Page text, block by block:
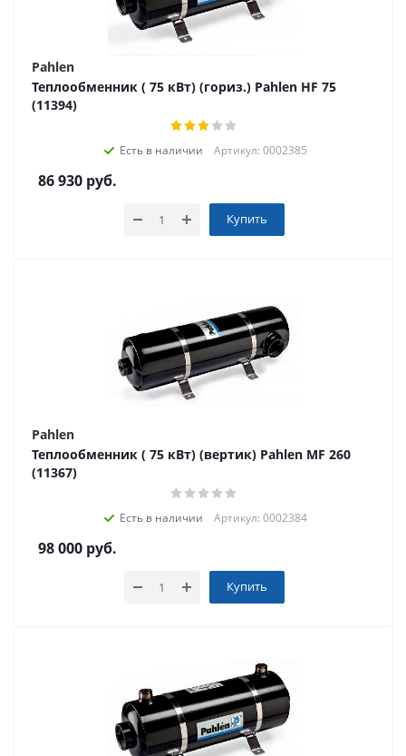
Pahlen
Теплообменник ( 75 кВт) (гориз.) Pahlen HF 75
(11394)
Есть в наличии Артикул: 0002385
86 930 руб.
Купить
Pahlen
Теплообменник ( 75 кВт) (вертик) Pahlen МF 260
(11367)
Есть в наличии Артикул: 0002384
98 000 руб.
Купить